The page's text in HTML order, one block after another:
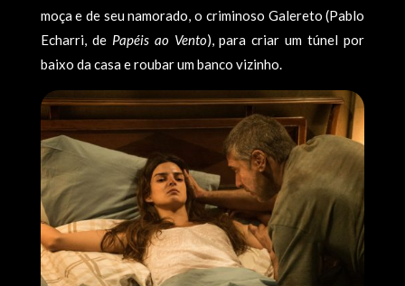
moça e de seu namorado, o criminoso Galereto (Pablo
Echarri, de Papéis ao Vento), para criar um túnel por
baixo da casa e roubar um banco vizinho.